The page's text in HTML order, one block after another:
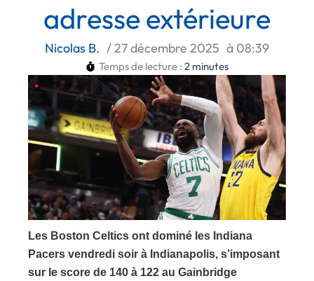
adresse extérieure
Nicolas B. /27 décembre 2025 à 08:39
Temps de lecture : 2 minutes
Les Boston Celtics ont dominé les Indiana
Pacers vendredi soir à Indianapolis, s’imposant
sur le score de 140 à 122 au Gainbridge